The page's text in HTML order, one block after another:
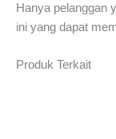
Hanya pelanggan
ini yang dapat
Produk Terkait